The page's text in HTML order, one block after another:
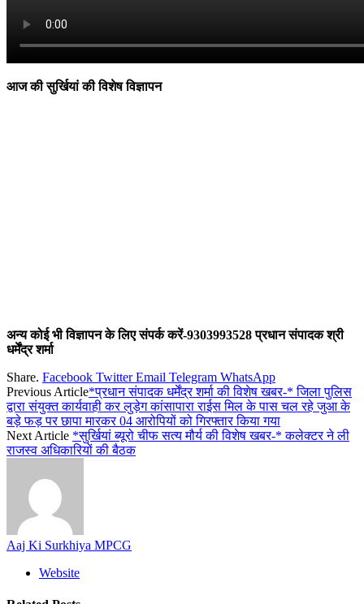
आज की सुर्खियां की विशेष विज्ञापन
अन्य कोई भी विज्ञापन के लिए संपर्क करें-9303993528 प्रधान संपादक श्री
धर्मेंद्र शर्मा
Share. Facebook Twitter Email Telegram WhatsApp
Previous Article*प्रधान संपादक धर्मेंद्र शर्मा की विशेष खबर-* जिला पुलिस
द्वारा संयुक्त कार्यवाही कर लुड़ेग कांसापारा राईस मिल के पास चल रहे जुआ के
बड़े फड़ पर छापा मारकर 04 आरोपियों को गिरफ्तार किया गया
Next Article *सुर्खियां ब्यूरो चीफ सत्य मौर्य की विशेष खबर-* कलेक्टर ने ली
राजस्व अधिकारियों की बैठक
Aaj Ki Surkhiya MPCG
Website